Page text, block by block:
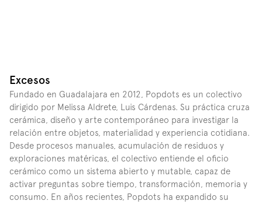
Excesos
Fundado en Guadalajara en 2012, Popdots es un colectivo
dirigido por Melissa Aldrete, Luis Cárdenas. Su práctica cruza
cerámica, diseño y arte contemporáneo para investigar la
relación entre objetos, materialidad y experiencia cotidiana.
Desde procesos manuales, acumulación de residuos y
exploraciones matéricas, el colectivo entiende el oficio
cerámico como un sistema abierto y mutable, capaz de
activar preguntas sobre tiempo, transformación, memoria y
consumo. En años recientes, Popdots ha expandido su